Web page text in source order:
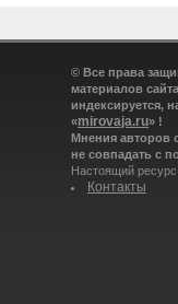
© Все права
материалов
индексируется,
«mirovaja.ru» !
Мнения авторов
не совпадать с
Настоящий
Контакты